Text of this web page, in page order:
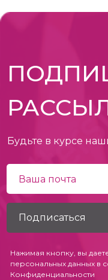
Будьте в курсе
Нажимая кнопку, вы
персональных данных в
Конфиденциальности